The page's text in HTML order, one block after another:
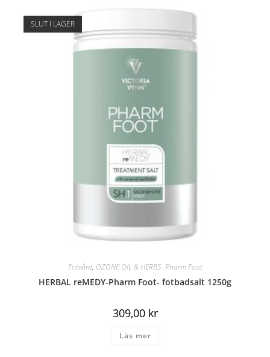
SLUT I LAGER
Fotvård, OZONE OIL & HERBS- Pharm Foot
HERBAL reMEDY-Pharm Foot- fotbadsalt 1250g
309,00 kr
Läs mer